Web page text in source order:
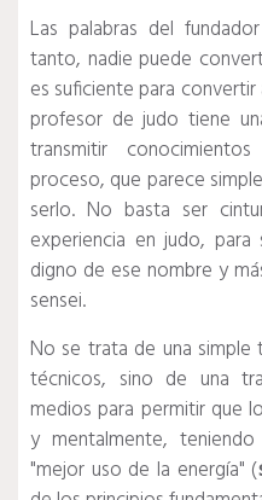
Las palabras del
tanto, nadie puede
es suficiente para
profesor de judo tiene
transmitir
proceso, que parece
serlo. No basta ser
experiencia en judo,
digno de ese nombre y
sensei.
No se trata de una simple
técnicos, sino de una
medios para permitir que
y mentalmente,
"mejor uso de la energía" (